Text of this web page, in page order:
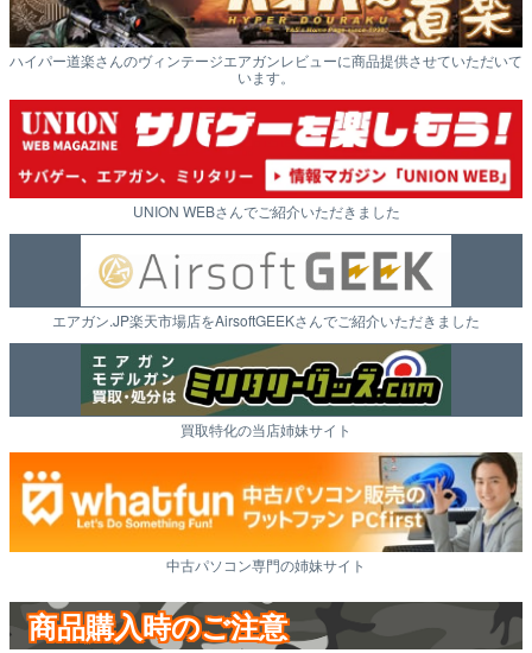
ハイパー道楽さんのヴィンテージエアガンレビューに商品提供させていただいて
います。
UNION WEBさんでご紹介いただきました
エアガン.JP楽天市場店をAirsoftGEEKさんでご紹介いただきました
買取特化の当店姉妹サイト
中古パソコン専門の姉妹サイト
商品購入時のご注意